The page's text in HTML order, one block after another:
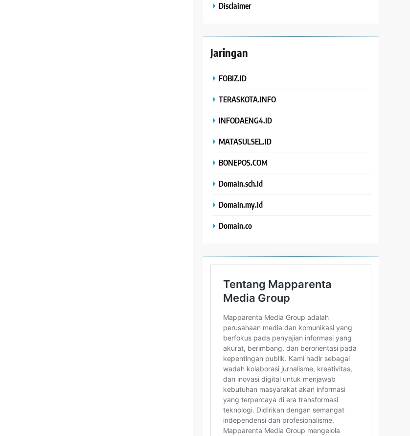
Disclaimer
Jaringan
FOBIZ.ID
TERASKOTA.INFO
INFODAENG4.ID
MATASULSEL.ID
BONEPOS.COM
Domain.sch.id
Domain.my.id
Domain.co